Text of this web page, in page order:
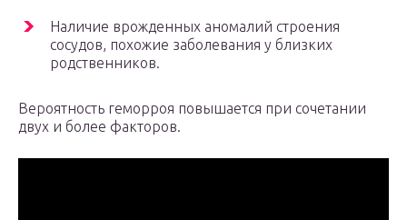
Наличие врожденных аномалий строения
сосудов, похожие заболевания у близких
родственников.
Вероятность геморроя повышается при сочетании
двух и более факторов.